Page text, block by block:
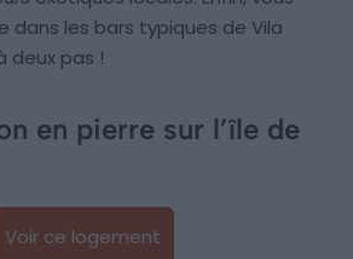
dans les bars typiques de Vila
deux pas !
en pierre sur l’île de
Voir ce logement